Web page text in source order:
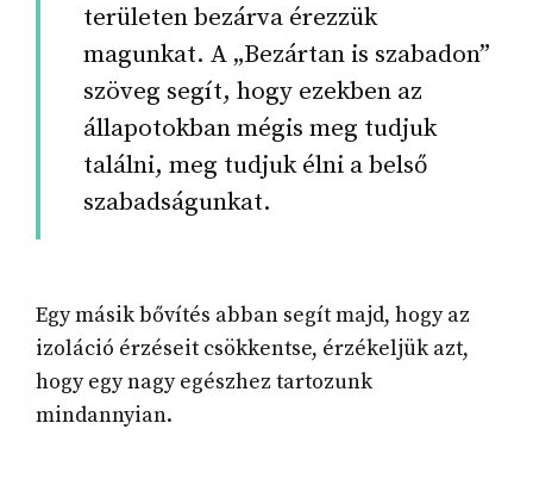
területen bezárva érezzük
magunkat. A „Bezártan is szabadon”
szöveg segít, hogy ezekben az
állapotokban mégis meg tudjuk
találni, meg tudjuk élni a belső
szabadságunkat.
Egy másik bővítés abban segít majd, hogy az
izoláció érzéseit csökkentse, érzékeljük azt,
hogy egy nagy egészhez tartozunk
mindannyian.